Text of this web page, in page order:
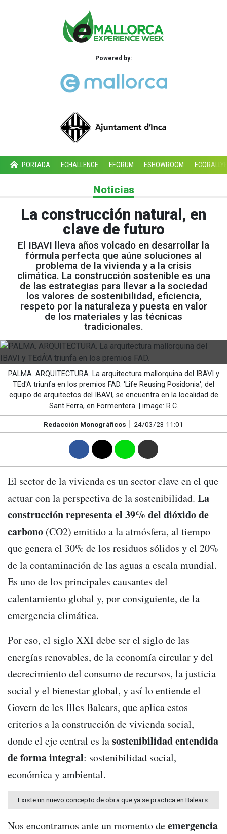
Powered by:
PORTADA ECHALLENGE EFORUM ESHOWROOM
Noticias
La construcción natural, en
clave de futuro
El IBAVI lleva años volcado en desarrollar la
fórmula perfecta que aúne soluciones al
problema de la vivienda y a la crisis
climática. La construcción sostenible es una
de las estrategias para llevar a la sociedad
los valores de sostenibilidad, eficiencia,
respeto por la naturaleza y puesta en valor
de los materiales y las técnicas
tradicionales.
PALMA. ARQUITECTURA. La arquitectura mallorquina del IBAVI y
TEd'A triunfa en los premios FAD. 'Life Reusing Posidonia', del
equipo de arquitectos del IBAVI, se encuentra en la localidad de
Sant Ferra, en Formentera. | image: R.C.
Redacción Monográficos 24/03/23 11:01
El sector de la vivienda es un sector clave en el que
actuar con la perspectiva de la sostenibilidad. La
construcción representa el 39% del dióxido de
carbono (CO2) emitido a la atmósfera, al tiempo
que genera el 30% de los residuos sólidos y el 20%
de la contaminación de las aguas a escala mundial.
Es uno de los principales causantes del
calentamiento global y, por consiguiente, de la
emergencia climática.
Por eso, el siglo XXI debe ser el siglo de las
energías renovables, de la economía circular y del
decrecimiento del consumo de recursos, la justicia
social y el bienestar global, y así lo entiende el
Govern de les Illes Balears, que aplica estos
criterios a la construcción de vivienda social,
donde el eje central es lasostenibilidad entendida
de forma integral: sostenibilidad social,
económica y ambiental.
Existe un nuevo concepto de obra que ya se practica en Balears.
Nos encontramos ante un momento deemergencia